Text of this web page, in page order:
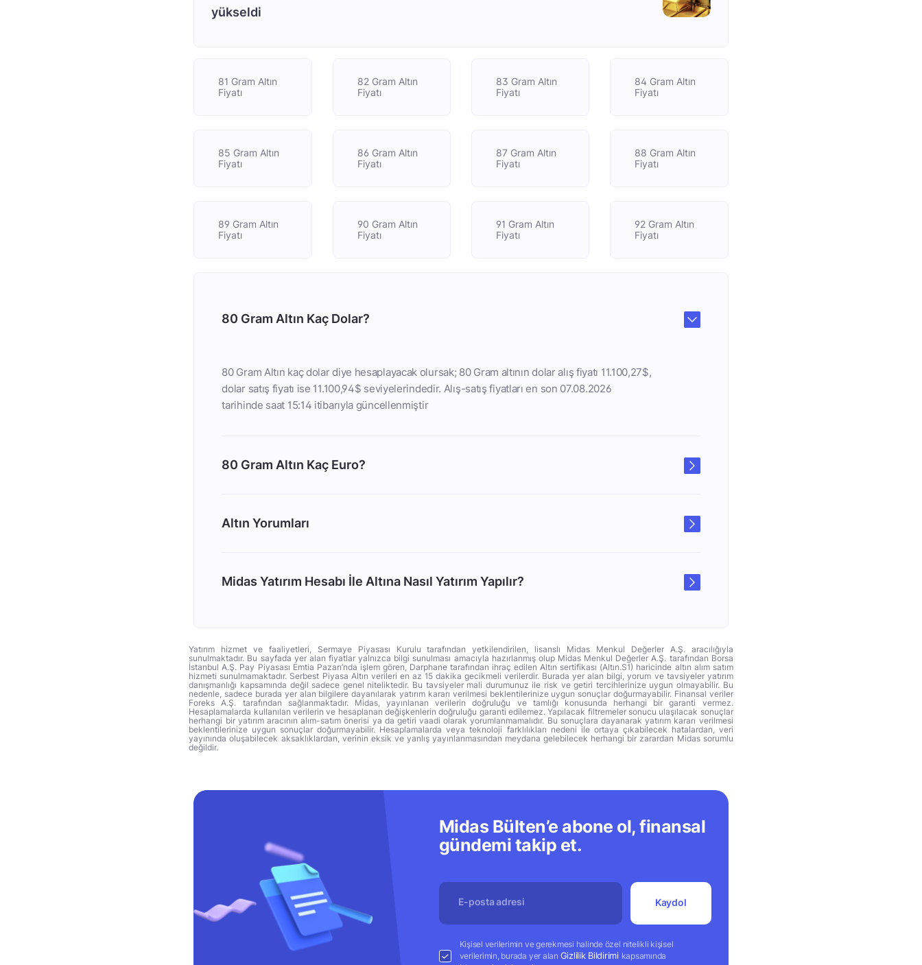
yükseldi
81 Gram Altın
Fiyatı
82 Gram Altın
Fiyatı
83 Gram Altın
Fiyatı
84 Gram Altın
Fiyatı
85 Gram Altın
Fiyatı
86 Gram Altın
Fiyatı
87 Gram Altın
Fiyatı
88 Gram Altın
Fiyatı
89 Gram Altın
Fiyatı
90 Gram Altın
Fiyatı
91 Gram Altın
Fiyatı
92 Gram Altın
Fiyatı
80 Gram Altın Kaç Dolar?
80 Gram Altın kaç dolar diye hesaplayacak olursak; 80 Gram altının dolar alış fiyatı 11.100,27$,
dolar satış fiyatı ise 11.100,94$ seviyelerindedir. Alış-satış fiyatları en son 07.08.2026
tarihinde saat 15:14 itibarıyla güncellenmiştir
80 Gram Altın Kaç Euro?
Altın Yorumları
Midas Yatırım Hesabı İle Altına Nasıl Yatırım Yapılır?
Yatırım hizmet ve faaliyetleri, Sermaye Piyasası Kurulu tarafından yetkilendirilen, lisanslı Midas Menkul Değerler A.Ş. aracılığıyla
sunulmaktadır. Bu sayfada yer alan fiyatlar yalnızca bilgi sunulması amacıyla hazırlanmış olup Midas Menkul Değerler A.Ş. tarafından Borsa
İstanbul A.Ş. Pay Piyasası Emtia Pazarı’nda işlem gören, Darphane tarafından ihraç edilen Altın sertifikası (Altın.S1) haricinde altın alım satım
hizmeti sunulmamaktadır. Serbest Piyasa Altın verileri en az 15 dakika gecikmeli verilerdir. Burada yer alan bilgi, yorum ve tavsiyeler yatırım
danışmanlığı kapsamında değil sadece genel niteliktedir. Bu tavsiyeler mali durumunuz ile risk ve getiri tercihlerinize uygun olmayabilir. Bu
nedenle, sadece burada yer alan bilgilere dayanılarak yatırım kararı verilmesi beklentilerinize uygun sonuçlar doğurmayabilir. Finansal veriler
Foreks A.Ş. tarafından sağlanmaktadır. Midas, yayınlanan verilerin doğruluğu ve tamlığı konusunda herhangi bir garanti vermez.
Hesaplamalarda kullanılan verilerin ve hesaplanan değişkenlerin doğruluğu garanti edilemez. Yapılacak filtremeler sonucu ulaşılacak sonuçlar
herhangi bir yatırım aracının alım-satım önerisi ya da getiri vaadi olarak yorumlanmamalıdır. Bu sonuçlara dayanarak yatırım kararı verilmesi
beklentilerinize uygun sonuçlar doğurmayabilir. Hesaplamalarda veya teknoloji farklılıkları nedeni ile ortaya çıkabilecek hatalardan, veri
yayınında oluşabilecek aksaklıklardan, verinin eksik ve yanlış yayınlanmasından meydana gelebilecek herhangi bir zarardan Midas sorumlu
değildir.
Midas Bülten’e abone ol, finansal
gündemi takip et.
Kaydol
Kişisel verilerimin ve gerekmesi halinde özel nitelikli kişisel
verilerimin, burada yer alan Gizlilik Bildirimi kapsamında